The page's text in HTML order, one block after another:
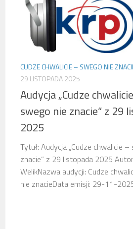
CUDZE CHWALICIE – SWEGO NIE
29 LISTOPADA 2025
Audycja „Cudze
swego nie znacie” z 29
2025
Tytuł: Audycja „Cudze chwalicie
znacie” z 29 listopada 2025
WelikNazwa audycji: Cudze
nie znacieData emisji: 29-11-